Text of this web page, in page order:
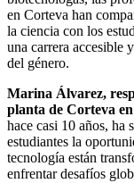
en Corteva han
la ciencia con los
una carrera accesible
del género.
Marina Álvarez,
planta de Corteva
hace casi 10 años, ha
estudiantes la
tecnología están
enfrentar desafíos